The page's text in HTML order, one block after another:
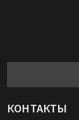
КОНТАКТЫ